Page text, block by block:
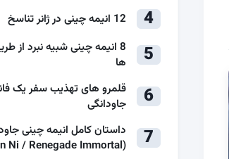
4 12 انیمه چینی در ژانر تناسخ
5
8 انیمه چینی شبیه نبرد از
ها
6
قلمرو های تهذیب سفر یک
جاودانگی
7
داستان کامل انیمه چینی
(Xian Ni / Renegade Immortal)